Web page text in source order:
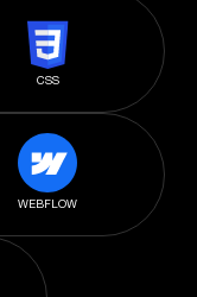
CSS
WEBFLOW